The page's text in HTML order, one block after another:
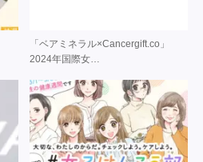
「ベアミネラル×Cancergift.co」
2024年国際女…